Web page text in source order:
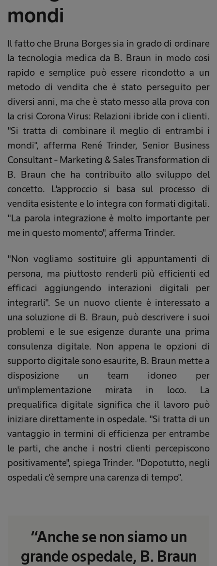
mondi
Il fatto che Bruna Borges sia in grado di ordinare
la tecnologia medica da B. Braun in modo così
rapido e semplice può essere ricondotto a un
metodo di vendita che è stato perseguito per
diversi anni, ma che è stato messo alla prova con
la crisi Corona Virus: Relazioni ibride con i clienti.
"Si tratta di combinare il meglio di entrambi i
mondi", afferma René Trinder, Senior Business
Consultant - Marketing & Sales Transformation di
B. Braun che ha contribuito allo sviluppo del
concetto. L'approccio si basa sul processo di
vendita esistente e lo integra con formati digitali.
"La parola integrazione è molto importante per
me in questo momento", afferma Trinder.
"Non vogliamo sostituire gli appuntamenti di
persona, ma piuttosto renderli più efficienti ed
efficaci aggiungendo interazioni digitali per
integrarli". Se un nuovo cliente è interessato a
una soluzione di B. Braun, può descrivere i suoi
problemi e le sue esigenze durante una prima
consulenza digitale. Non appena le opzioni di
supporto digitale sono esaurite, B. Braun mette a
disposizione un team idoneo per
un'implementazione mirata in loco. La
prequalifica digitale significa che il lavoro può
iniziare direttamente in ospedale. "Si tratta di un
vantaggio in termini di efficienza per entrambe
le parti, che anche i nostri clienti percepiscono
positivamente", spiega Trinder. "Dopotutto, negli
ospedali c'è sempre una carenza di tempo".
“Anche se non siamo un
grande ospedale, B. Braun